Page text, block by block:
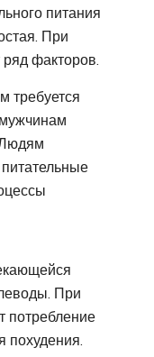
питания
При
факторов.
требуется
При
потребление
похудения.